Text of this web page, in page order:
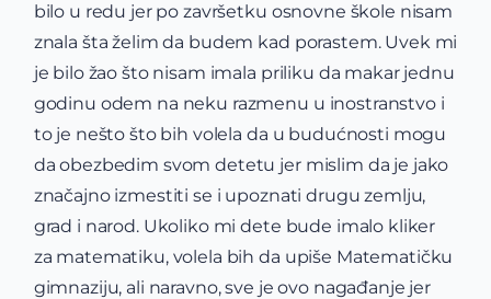
bilo u redu jer po završetku osnovne škole nisam
znala šta želim da budem kad porastem. Uvek mi
je bilo žao što nisam imala priliku da makar jednu
godinu odem na neku razmenu u inostranstvo i
to je nešto što bih volela da u budućnosti mogu
da obezbedim svom detetu jer mislim da je jako
značajno izmestiti se i upoznati drugu zemlju,
grad i narod. Ukoliko mi dete bude imalo kliker
za matematiku, volela bih da upiše Matematičku
gimnaziju, ali naravno, sve je ovo nagađanje jer